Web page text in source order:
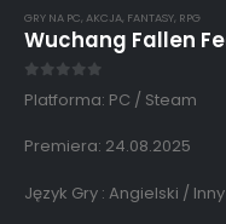
GRY NA PC, AKCJA, FANTASY, RPG
Platforma: PC / Steam
Premiera: 24.08.2025
Język Gry : Angielski / Inny